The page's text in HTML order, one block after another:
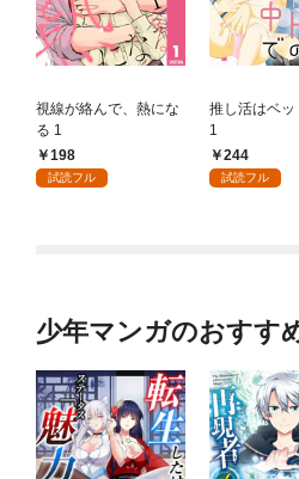
視線が絡んで、熱にな
る 1
198
試読フル
推し活はベッ
1
244
試読フル
少年マンガのおすす